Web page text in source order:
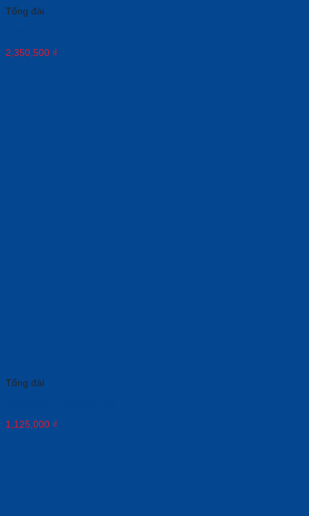
Tổng đài
2,350,500 ₫
Tổng đài
1,125,000 ₫